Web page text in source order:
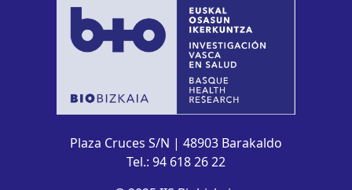
Plaza Cruces S/N | 48903 Barakaldo
Tel.: 94 618 26 22